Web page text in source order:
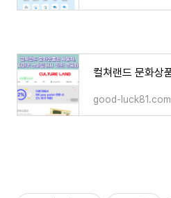
good-luck81.com